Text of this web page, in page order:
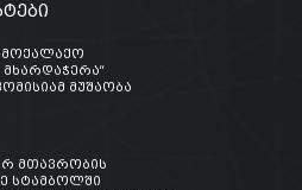
მხარდაჭერა“
მუშაობა
რ მთავრობის
სტამბოლში